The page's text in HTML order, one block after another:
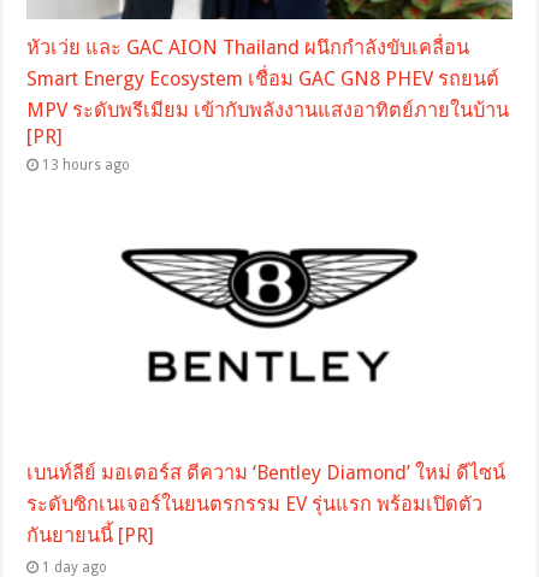
หัวเว่ย และ GAC AION Thailand ผนึกกำลังขับเคลื่อน
Smart Energy Ecosystem เชื่อม GAC GN8 PHEV รถยนต์
MPV ระดับพรีเมียม เข้ากับพลังงานแสงอาทิตย์ภายในบ้าน
[PR]
13 hours ago
เบนท์ลีย์ มอเตอร์ส ตีความ ‘Bentley Diamond’ ใหม่ ดีไซน์
ระดับซิกเนเจอร์ในยนตรกรรม EV รุ่นแรก พร้อมเปิดตัว
กันยายนนี้ [PR]
1 day ago